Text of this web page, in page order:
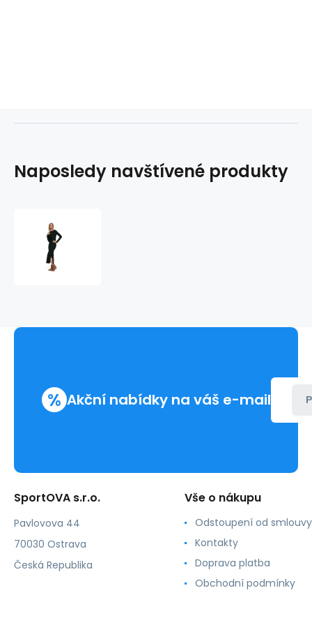
Naposledy navštívené produkty
Tmavě
% Akční nabídky na váš e-mail
SportOVA s.r.o.
Pavlovova 44
70030 Ostrava
Česká Republika
Vše o nákupu
Odstoupení od smlouvy
Kontakty
Doprava platba
Obchodní podmínky